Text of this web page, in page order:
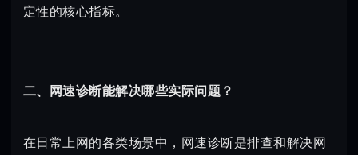
定性的核心指标。
二、网速诊断能解决哪些实际问题？
在日常上网的各类场景中，网速诊断是排查和解决网